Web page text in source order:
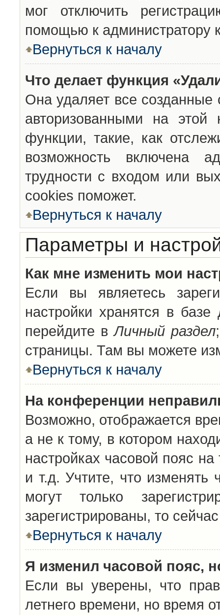
мог отключить
помощью к администратору
Вернуться к началу
Что делает функция
Она удаляет все созданные
авторизованными на
функции, такие, как
возможность включена
трудности с входом или
cookies поможет.
Вернуться к началу
Параметры и
Как мне изменить мои
Если вы являетесь
настройки хранятся в
перейдите вЛичный раздел
страницы. Там вы можете
Вернуться к началу
На конференции
Возможно, отображается
а не к тому, в котором
настройках часовой пояс
и т.д. Учтите, что изменять
могут только
зарегистрированы, то
Вернуться к началу
Я изменил часовой пояс,
Если вы уверены, что
летнего времени, но время